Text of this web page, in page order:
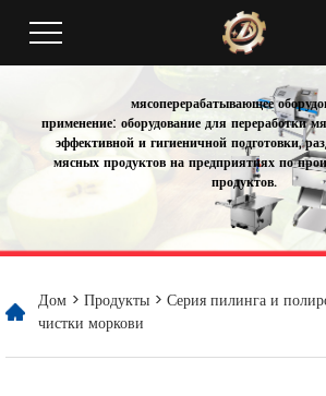
мясоперерабатывающее
применение: оборудование для переработки
эффективной и гигиеничной подготовки,
мясных продуктов на предприятиях по
продуктов.
Дом > Продукты > Серия пилинга и
чистки моркови